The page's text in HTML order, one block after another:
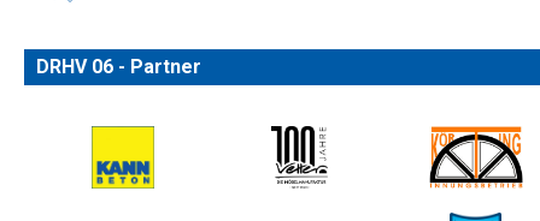
DRHV 06 - Partner